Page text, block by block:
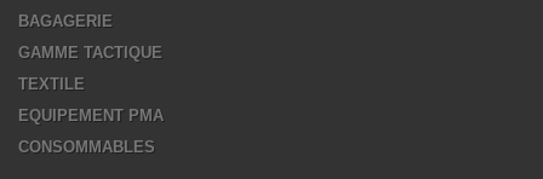
BAGAGERIE
GAMME TACTIQUE
TEXTILE
EQUIPEMENT PMA
CONSOMMABLES